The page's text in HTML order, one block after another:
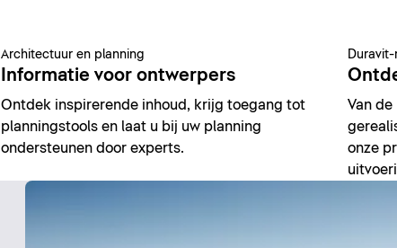
Architectuur en planning
Informatie voor ontwerpers
Ontdek inspirerende inhoud, krijg toegang tot
planningstools en laat u bij uw planning
ondersteunen door experts.
Van
onze